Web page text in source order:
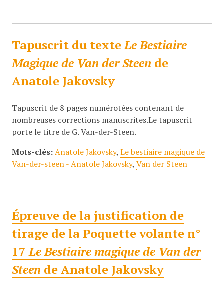
Tapuscrit du texteLe Bestiaire
Magique de Van der Steen de
Anatole Jakovsky
Tapuscrit de 8 pages numérotées contenant de
nombreuses corrections manuscrites.Le tapuscrit
porte le titre de G. Van-der-Steen.
Mots-clés: Anatole Jakovsky, Le bestiaire magique de
Van-der-steen - Anatole Jakovsky, Van der Steen
Épreuve de la justification de
tirage de la Poquette volante n°
17Le Bestiaire magique de Van der
Steen de Anatole Jakovsky